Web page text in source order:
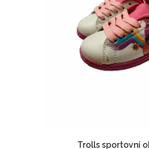
Trolls sportovní